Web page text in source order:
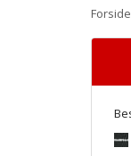
Forside